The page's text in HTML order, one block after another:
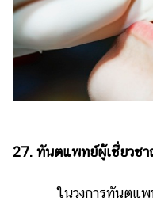
27. ทันตแพทย์ผู้เชี่ยวช
ในวงการทันตแพทย์